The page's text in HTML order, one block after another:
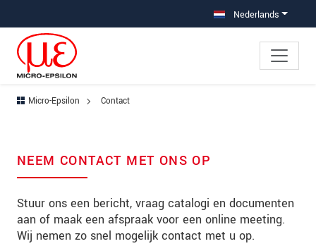
Nederlands
Micro-Epsilon Contact
NEEM CONTACT MET ONS OP
Stuur ons een bericht, vraag catalogi en documenten
aan of maak een afspraak voor een online meeting.
Wij nemen zo snel mogelijk contact met u op.